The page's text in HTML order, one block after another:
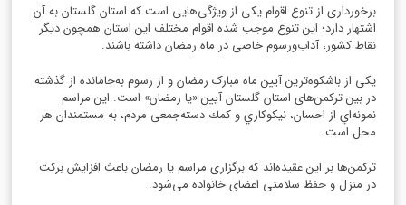
برخورداری از تنوع اقوام یکی از ویژگی‌هایی است که استان گلستان به آن
اشتهار دارد؛ این تنوع موجب شده اقوام مختلف این استان همچون دیگر
نقاط کشور، آداب‌ورسوم خاصی در ماه رمضان داشته باشند.
یکی از باشکوه‌ترین آیین ماه مبارک رمضان و از رسوم به‌جامانده از گذشته
در بین ترکمن‌های استان گلستان آیین «یا رمضان» است. اين مراسم
نمونه‌اي از احسان، نيكوكاري و كمك دسته‌جمعی مردم، به مستمندان هر
محل است.
ترکمن‌ها بر این عقیده‌اند که برگزاری مراسم یا رمضان باعث افزایش برکت
در منزل و حفظ سلامتی اعضای خانواده می‌شود.